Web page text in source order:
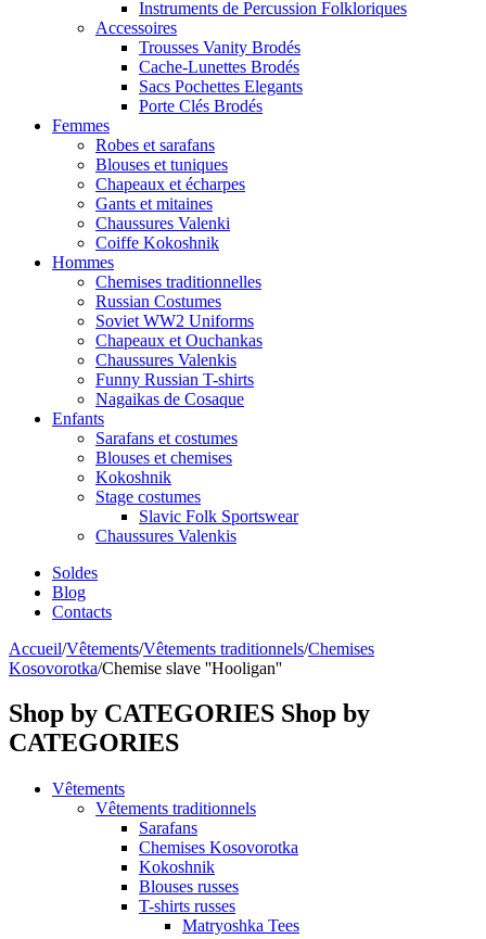
Instruments de Percussion Folkloriques
Accessoires
Trousses Vanity Brodés
Cache-Lunettes Brodés
Sacs Pochettes Elegants
Porte Clés Brodés
Femmes
Robes et sarafans
Blouses et tuniques
Chapeaux et écharpes
Gants et mitaines
Chaussures Valenki
Coiffe Kokoshnik
Hommes
Chemises traditionnelles
Russian Costumes
Soviet WW2 Uniforms
Chapeaux et Ouchankas
Chaussures Valenkis
Funny Russian T-shirts
Nagaikas de Cosaque
Enfants
Sarafans et costumes
Blouses et chemises
Kokoshnik
Stage costumes
Slavic Folk Sportswear
Chaussures Valenkis
Soldes
Blog
Contacts
Accueil/Vêtements/Vêtements traditionnels/Chemises
Kosovorotka/Chemise slave ''Hooligan''
Shop by CATEGORIES Shop by
CATEGORIES
Vêtements
Vêtements traditionnels
Sarafans
Chemises Kosovorotka
Kokoshnik
Blouses russes
T-shirts russes
Matryoshka Tees